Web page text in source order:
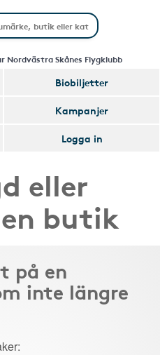
Nordvästra Skånes Flygklubb
Biobiljetter
Kampanjer
Logga in
eller
butik
på en
inte längre